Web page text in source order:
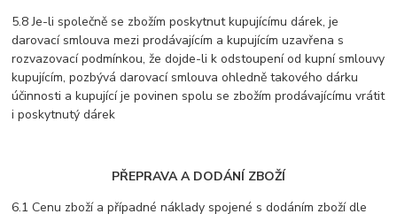
5.8 Je-li společně se zbožím poskytnut kupujícímu dárek, je
darovací smlouva mezi prodávajícím a kupujícím uzavřena s
rozvazovací podmínkou, že dojde-li k odstoupení od kupní smlouvy
kupujícím, pozbývá darovací smlouva ohledně takového dárku
účinnosti a kupující je povinen spolu se zbožím prodávajícímu vrátit
i poskytnutý dárek
PŘEPRAVA A DODÁNÍ ZBOŽÍ
6.1 Cenu zboží a případné náklady spojené s dodáním zboží dle